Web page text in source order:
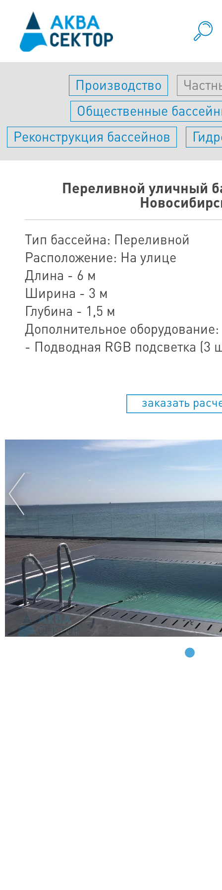
Производство
Общественные
Реконструкция бассейнов
Переливной уличный
Тип бассейна: Переливной
Расположение: На улице
Длина - 6 м
Ширина - 3 м
Глубина - 1,5 м
Дополнительное оборудование:
- Подводная RGB подсветка (3
заказать